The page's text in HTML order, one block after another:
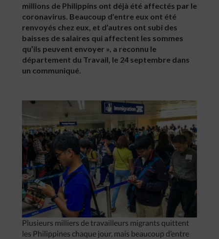
millions de Philippins ont déjà été affectés par le
coronavirus. Beaucoup d’entre eux ont été
renvoyés chez eux, et d’autres ont subi des
baisses de salaires qui affectent les sommes
qu’ils peuvent envoyer », a reconnu le
département du Travail, le 24 septembre dans
un communiqué.
Plusieurs milliers de travailleurs migrants quittent
les Philippines chaque jour, mais beaucoup d’entre